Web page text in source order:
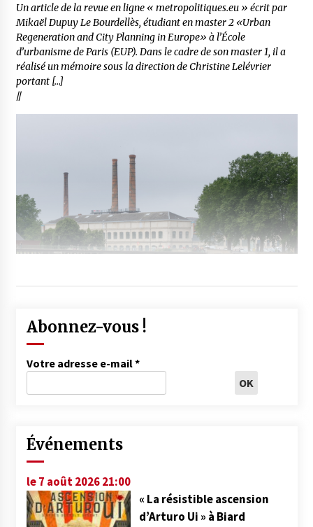
Un article de la revue en ligne « metropolitiques.eu » écrit par
Mikaël Dupuy Le Bourdellès, étudiant en master 2 «Urban
Regeneration and City Planning in Europe» à l’École
d’urbanisme de Paris (EUP). Dans le cadre de son master 1, il a
réalisé un mémoire sous la direction de Christine Lelévrier
portant […]
//
Abonnez-vous !
Votre adresse e-mail*
Événements
le 7 août 2026 21:00
« La résistible ascension
d’Arturo Ui » à Biard